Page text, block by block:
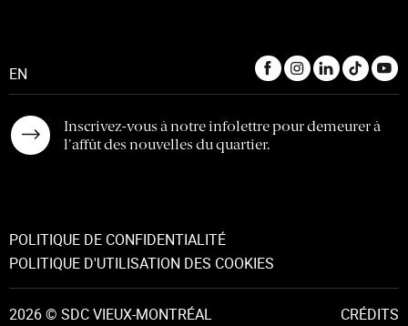
Inscrivez-vous à notre infolettre pour demeurer à
l'affût des nouvelles du quartier.
EN
POLITIQUE DE CONFIDENTIALITÉ
POLITIQUE D'UTILISATION DES COOKIES
2026 © SDC VIEUX-MONTRÉAL CRÉDITS